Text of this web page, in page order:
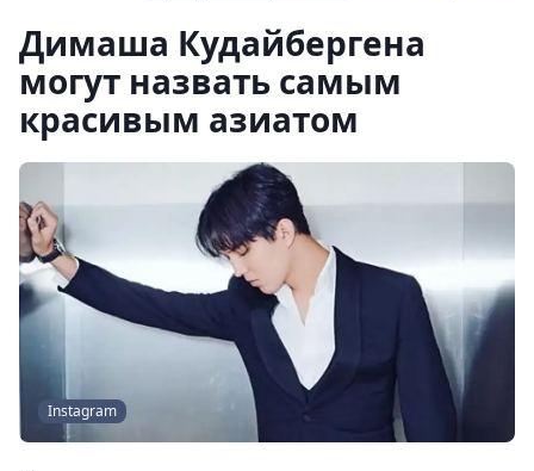
Димаша Кудайбергена
могут назвать самым
красивым азиатом
Instagram